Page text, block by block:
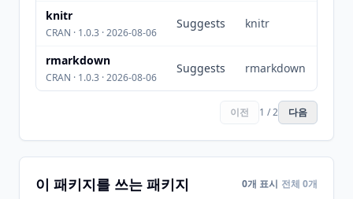
knitr
CRAN · 1.0.3 · 2026-08-06
Suggests knitr
rmarkdown
CRAN · 1.0.3 · 2026-08-06
Suggests rmarkdown
이전 1 / 2 다음
이 패키지를 쓰는 패키지 0개 표시 전체 0개